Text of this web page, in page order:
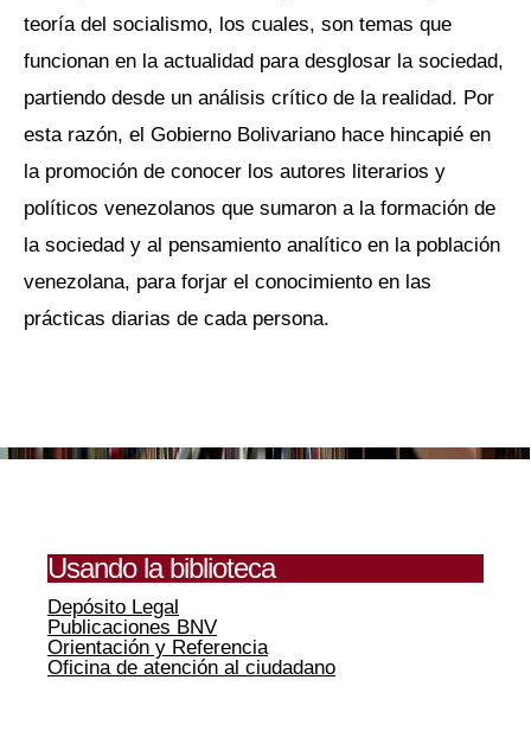
teoría del socialismo, los cuales, son temas que
funcionan en la actualidad para desglosar la sociedad,
partiendo desde un análisis crítico de la realidad. Por
esta razón, el Gobierno Bolivariano hace hincapié en
la promoción de conocer los autores literarios y
políticos venezolanos que sumaron a la formación de
la sociedad y al pensamiento analítico en la población
venezolana, para forjar el conocimiento en las
prácticas diarias de cada persona.
Usando la biblioteca
Depósito Legal
Publicaciones BNV
Orientación y Referencia
Oficina de atención al ciudadano